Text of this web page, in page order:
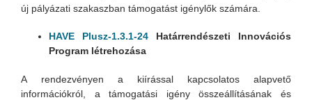
új pályázati szakaszban támogatást igénylők számára.
HAVE Plusz-1.3.1-24 Határrendészeti Innovációs
Program létrehozása
A rendezvényen a kiírással kapcsolatos alapvető
információkról, a támogatási igény összeállításának és